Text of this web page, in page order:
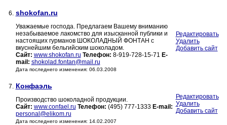
6. shokofan.ru
Уважаемые господа. Предлагаем Вашему вниманию
незабываемое лакомство для изысканной публики и
настоящих гурманов ШОКОЛАДНЫЙ ФОНТАН с
вкуснейшим бельгийским шоколадом.
Сайт: www.shokofan.ru Телефон: 8-919-728-15-71 E-
mail: shokolad.fontan@mail.ru
Дата последнего изменения: 06.03.2008
Редактировать
Удалить
Добавить сайт
7. Конфаэль
Производство шоколадной продукции.
Сайт: www.confael.ru Телефон: (495) 777-1333 E-mail:
personal@elikom.ru
Дата последнего изменения: 14.02.2007
Редактировать
Удалить
Добавить сайт